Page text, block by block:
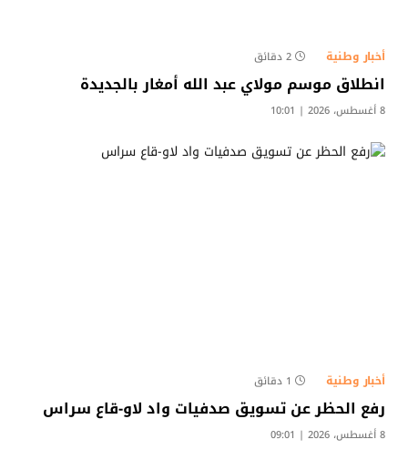
أخبار وطنية 2 دقائق
انطلاق موسم مولاي عبد الله أمغار بالجديدة
8 أغسطس، 2026 | 10:01
أخبار وطنية 1 دقائق
رفع الحظر عن تسويق صدفيات واد لاو-قاع سراس
8 أغسطس، 2026 | 09:01